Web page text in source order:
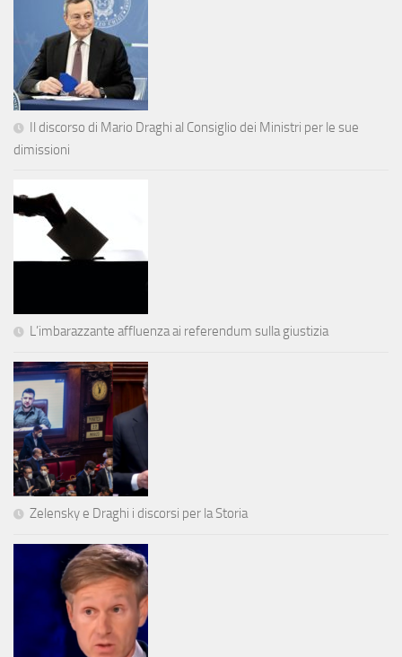
Il discorso di Mario Draghi al Consiglio dei Ministri per le sue
dimissioni
L’imbarazzante affluenza ai referendum sulla giustizia
Zelensky e Draghi i discorsi per la Storia